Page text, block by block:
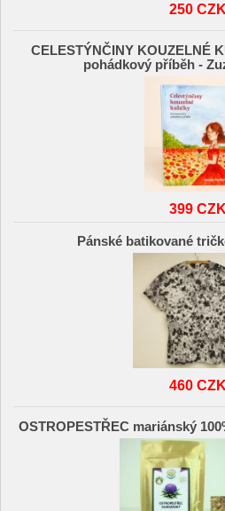
250 CZK
CELESTÝNČINY KOUZELNÉ
pohádkový příběh -
399 CZK
Pánské batikované
460 CZK
OSTROPESTŘEC mariánský